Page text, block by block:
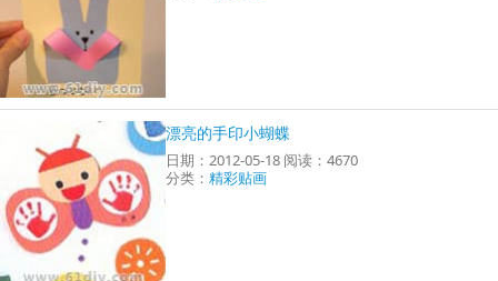
漂亮的手印小蝴蝶
日期：2012-05-18 阅读：4670
分类：精彩贴画